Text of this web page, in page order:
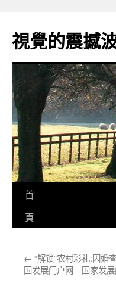
主
要
視覺的震撼
首
頁
← “解锁”农村彩礼:因婚
国发展门户网－国家发